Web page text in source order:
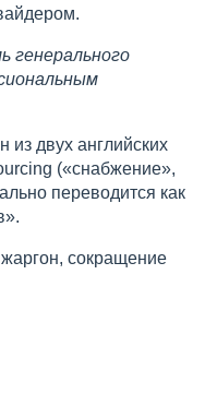
генерального
из двух английских
(«снабжение»,
переводится как
сокращение